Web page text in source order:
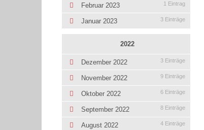
Februar 2023 1 Eintrag
Januar 2023 3 Einträge
2022
Dezember 2022 3 Einträge
November 2022 9 Einträge
Oktober 2022 6 Einträge
September 2022 8 Einträge
August 2022 4 Einträge